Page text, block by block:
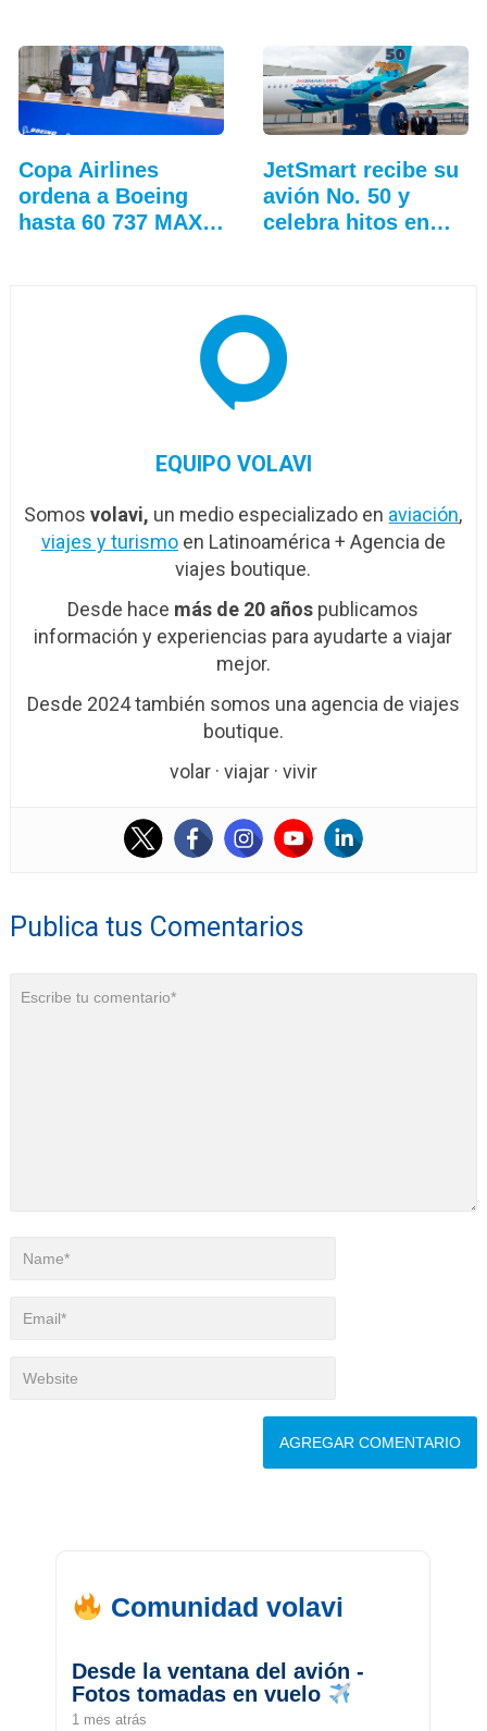
Copa Airlines
ordena a Boeing
hasta 60 737 MAX
JetSmart recibe su
avión No. 50 y
celebra hitos en
EQUIPO VOLAVI
Somosvolavi, un medio especializado en aviación,
viajes y turismoen Latinoamérica + Agencia de
viajes boutique.
Desde hace más de 20 años publicamos
información y experiencias para ayudarte a viajar
mejor.
Desde 2024 también somos una agencia de viajes
boutique.
volar · viajar · vivir
Publica tus Comentarios
Comunidad volavi
Desde la ventana del avión -
Fotos tomadas en vuelo
1 mes atrás